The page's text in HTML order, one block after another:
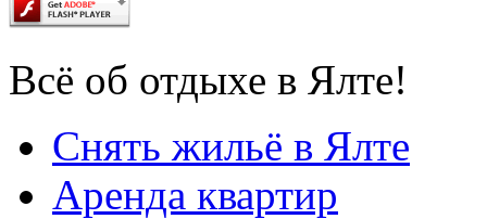
Всё об отдыхе в Ялте!
Снять жильё в Ялте
Аренда квартир